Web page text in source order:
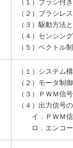
（１）ブラシ付
（２）ブラシレ
（３）駆動方法
（４）センシン
（５）ベクトル
（１）システム
（２）モータ制
（３）ＰＷＭ信
（４）出力信号
イ．ＰＷＭ信
ロ．エンコー